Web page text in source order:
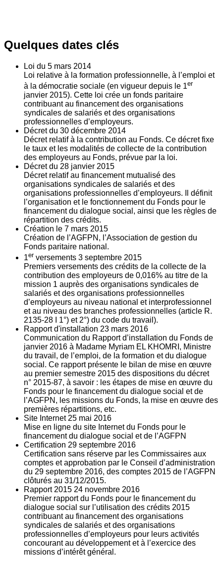
Quelques dates clés
Loi du 5 mars 2014
Loi relative à la formation professionnelle, à l’emploi et
à la démocratie sociale (en vigueur depuis le 1er
janvier 2015). Cette loi crée un fonds paritaire
contribuant au financement des organisations
syndicales de salariés et des organisations
professionnelles d’employeurs.
Décret du 30 décembre 2014
Décret relatif à la contribution au Fonds. Ce décret fixe
le taux et les modalités de collecte de la contribution
des employeurs au Fonds, prévue par la loi.
Décret du 28 janvier 2015
Décret relatif au financement mutualisé des
organisations syndicales de salariés et des
organisations professionnelles d’employeurs. Il définit
l’organisation et le fonctionnement du Fonds pour le
financement du dialogue social, ainsi que les règles de
répartition des crédits.
Création le 7 mars 2015
Création de l’AGFPN, l’Association de gestion du
Fonds paritaire national.
1er versements 3 septembre 2015
Premiers versements des crédits de la collecte de la
contribution des employeurs de 0,016% au titre de la
mission 1 auprès des organisations syndicales de
salariés et des organisations professionnelles
d’employeurs au niveau national et interprofessionnel
et au niveau des branches professionnelles (article R.
2135‐28 I 1°) et 2°) du code du travail).
Rapport d'installation 23 mars 2016
Communication du Rapport d’installation du Fonds de
janvier 2016 à Madame Myriam EL KHOMRI, Ministre
du travail, de l’emploi, de la formation et du dialogue
social. Ce rapport présente le bilan de mise en œuvre
au premier semestre 2015 des dispositions du décret
n° 2015-87, à savoir : les étapes de mise en œuvre du
Fonds pour le financement du dialogue social et de
l’AGFPN, les missions du Fonds, la mise en œuvre des
premières répartitions, etc.
Site Internet 25 mai 2016
Mise en ligne du site Internet du Fonds pour le
financement du dialogue social et de l’AGFPN
Certification 29 septembre 2016
Certification sans réserve par les Commissaires aux
comptes et approbation par le Conseil d’administration
du 29 septembre 2016, des comptes 2015 de l’AGFPN
clôturés au 31/12/2015.
Rapport 2015 24 novembre 2016
Premier rapport du Fonds pour le financement du
dialogue social sur l’utilisation des crédits 2015
contribuant au financement des organisations
syndicales de salariés et des organisations
professionnelles d’employeurs pour leurs activités
concourant au développement et à l’exercice des
missions d’intérêt général.